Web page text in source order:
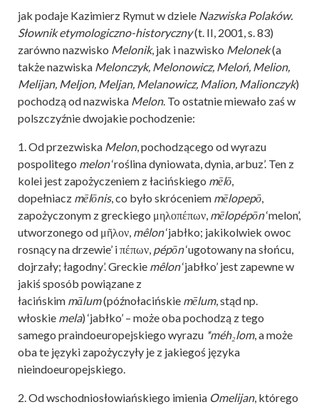
jak podaje Kazimierz Rymut w dziele Nazwiska Polaków.
Słownik etymologiczno-historyczny(t. II, 2001, s. 83)
zarówno nazwisko Melonik, jak i nazwisko Melonek(a
także nazwiska Melonczyk, Melonowicz, Meloń, Melion,
Melijan, Meljon, Meljan, Melanowicz, Malion, Malionczyk)
pochodzą od nazwiska Melon. To ostatnie miewało zaś w
polszczyźnie dwojakie pochodzenie:
1. Od przezwiska Melon, pochodzącego od wyrazu
pospolitego melon‘roślina dyniowata, dynia, arbuz’. Ten z
kolei jest zapożyczeniem z łacińskiego mēlō,
dopełniacz mēlōnis, co było skróceniem mēlopepō,
zapożyczonym z greckiego μηλοπέπων, mēlopépōn‘melon’,
utworzonego od μῆλον, mêlon‘jabłko; jakikolwiek owoc
rosnący na drzewie’ i πέπων, pépōn‘ugotowany na słońcu,
dojrzały; łagodny’. Greckie mêlon‘jabłko’ jest zapewne w
jakiś sposób powiązane z
łacińskim mālum(późnołacińskie mēlum, stąd np.
włoskie mela) ‘jabłko’ – może oba pochodzą z tego
samego praindoeuropejskiego wyrazu *méh₂lom, a może
oba te języki zapożyczyły je z jakiegoś języka
nieindoeuropejskiego.
2. Od wschodniosłowiańskiego imienia Omelijan, którego